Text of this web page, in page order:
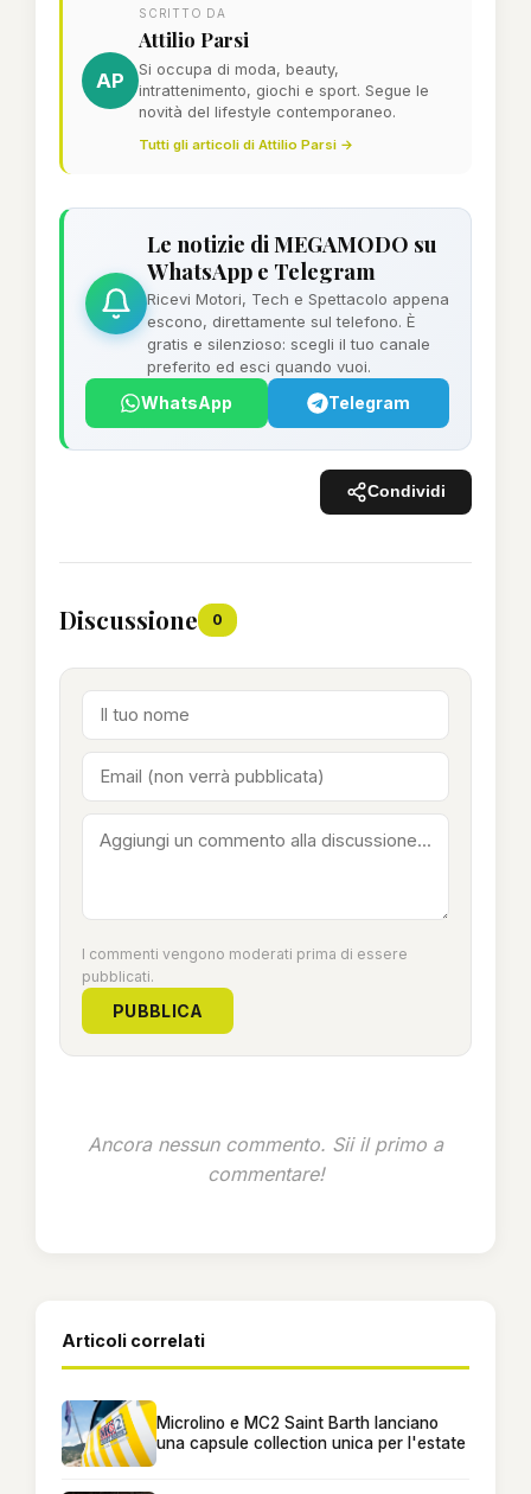
AP
SCRITTO DA
Attilio Parsi
Si occupa di moda, beauty,
intrattenimento, giochi e sport. Segue le
novità del lifestyle contemporaneo.
Tutti gli articoli di Attilio Parsi →
Le notizie di MEGAMODO su
WhatsApp e Telegram
Ricevi Motori, Tech e Spettacolo appena
escono, direttamente sul telefono. È
gratis e silenzioso: scegli il tuo canale
preferito ed esci quando vuoi.
WhatsApp Telegram
Condividi
Discussione 0
I commenti vengono moderati prima di essere
pubblicati.
PUBBLICA
Ancora nessun commento. Sii il primo a
commentare!
Articoli correlati
Microlino e MC2 Saint Barth lanciano
una capsule collection unica per l'estate